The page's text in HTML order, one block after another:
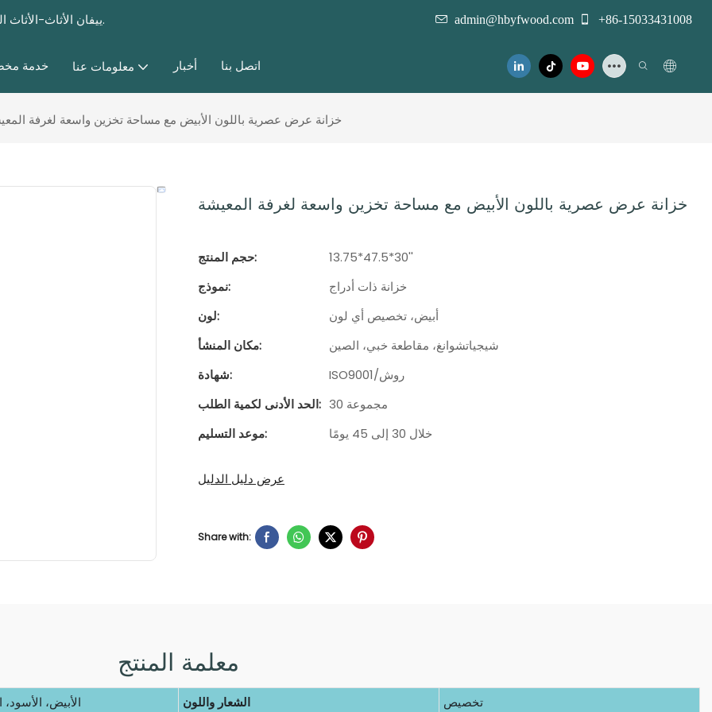
ييفان الأثاث-الأثاث المخصص للأثاث وغرفة نوم مختلفة ، وأثاث غرفة المعيشة منذ عام 1985. admin@hbyfwood.com +86-15033431008
خدمة معلومات عنا أخبار اتصل بنا
خزانة عرض عصرية باللون الأبيض مع مساحة تخزين واسعة لغرفة
خزانة عرض عصرية باللون الأبيض مع مساحة تخزين واسعة لغرفة المعيشة
حجم المنتج:
13.75*47.5*30''
نموذج:
خزانة ذات أدراج
لون:
أبيض، تخصيص أي لون
مكان المنشأ:
شيجياتشوانغ، مقاطعة خبي، الصين
شهادة:
ISO9001/روش
الحد الأدنى لكمية الطلب:
30 مجموعة
موعد التسليم:
خلال 30 إلى 45 يومًا
عرض دليل الدليل
Share with:
معلمة المنتج
الأبيض، الشعار واللون
تخصيص